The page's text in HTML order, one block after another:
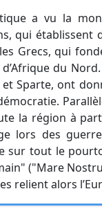
a vu la
qui établissent
Grecs, qui
du
Sparte, ont
la région à
lors des
sur tout le
("Mare
relient alors